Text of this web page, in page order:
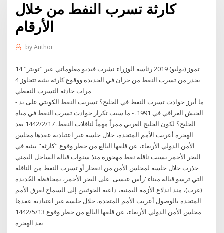
كارثة تسرب النفط من خلال
الأرقام
byAuthor
14 تموز (يوليو) 2019 رئاسة الوزراء نشرت فيديو معلوماتي عبر "تويتر"
يحذر من تسرب النفط من خزان في الحديدة ووقوع كارثة بيئية تتجاوز 4
- ما أبرز حوادث تسرب النفط في الخليج؟ تسريب النفط الكويتي على يد
الجيش العراقي في 1991. - ما سبب تكرار حوادث تسرب النفط في مياه
الخليج؟ لكون الخليج العربي ممراً مهماً لناقلات النفط. 17‏‏/2‏‏/1442 بعد
الهجرة أعربت الأمم المتحدة، خلال جلسة غير اعتيادية عقدها مجلس
الأمن الدولي الأربعاء، عن قلقها البالغ من خطر وقوع "كارثة" بيئية في
البحر الأحمر بسبب ناقلة نفط مهجورة منذ سنوات قبالة الساحل اليمني
حذرت خلال جلسة لمجلس الأمن من انفجار أو تسرب النفط من الناقلة
التي ترسو قبالة ميناء 'رأس عيسى' على البحر الأحمر، بمحافظة الحُديدة
(غرب)، منذ اندلاع الأزمة اليمنية، داعية الحوثيين إلى السماح لفرق الأمم
المتحدة بالوصول أعربت الأمم المتحدة، خلال جلسة غير اعتيادية عقدها
مجلس الأمن الدولي الأربعاء، عن قلقها البالغ من خطر وقوع 13‏‏/5‏‏/1442
بعد الهجرة